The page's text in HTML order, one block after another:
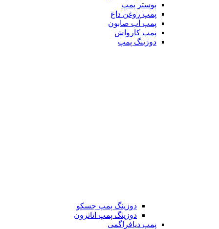
بوستر پمپ
پمپ روغن داغ
پمپ آب صابون
پمپ کارواش
دوزینگ پمپ
دوزینگ پمپ جسکو
دوزینگ پمپ اتاترون
پمپ دیافراگمی